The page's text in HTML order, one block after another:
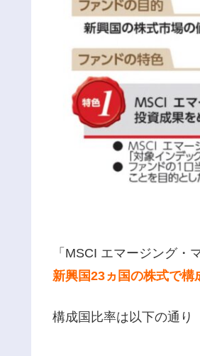
「MSCI エマージング・
新興国23ヵ国の株式で構
構成国比率は以下の通り